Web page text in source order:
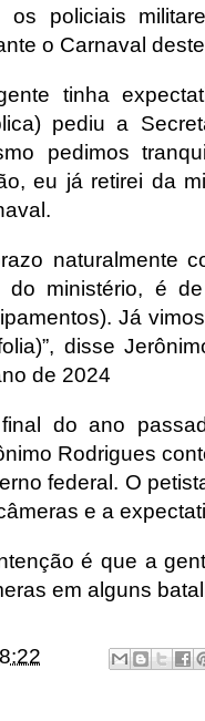
os policiais
o Carnaval
tinha
pediu a
pedimos
eu já retirei da
naturalmente
do ministério, é
Já
disse
de 2024
do ano
Rodrigues
federal. O
e a
é que a
em alguns